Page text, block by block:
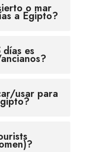
o mar
a Egipto?
es
usar para